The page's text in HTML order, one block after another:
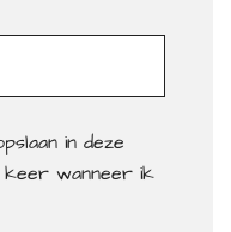
in deze
wanneer ik